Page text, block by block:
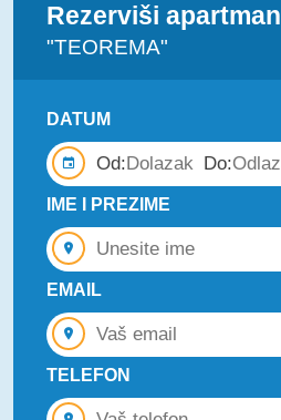
Rezerviši apartman
"TEOREMA"
DATUM
Od: Do:
IME I PREZIME
EMAIL
TELEFON